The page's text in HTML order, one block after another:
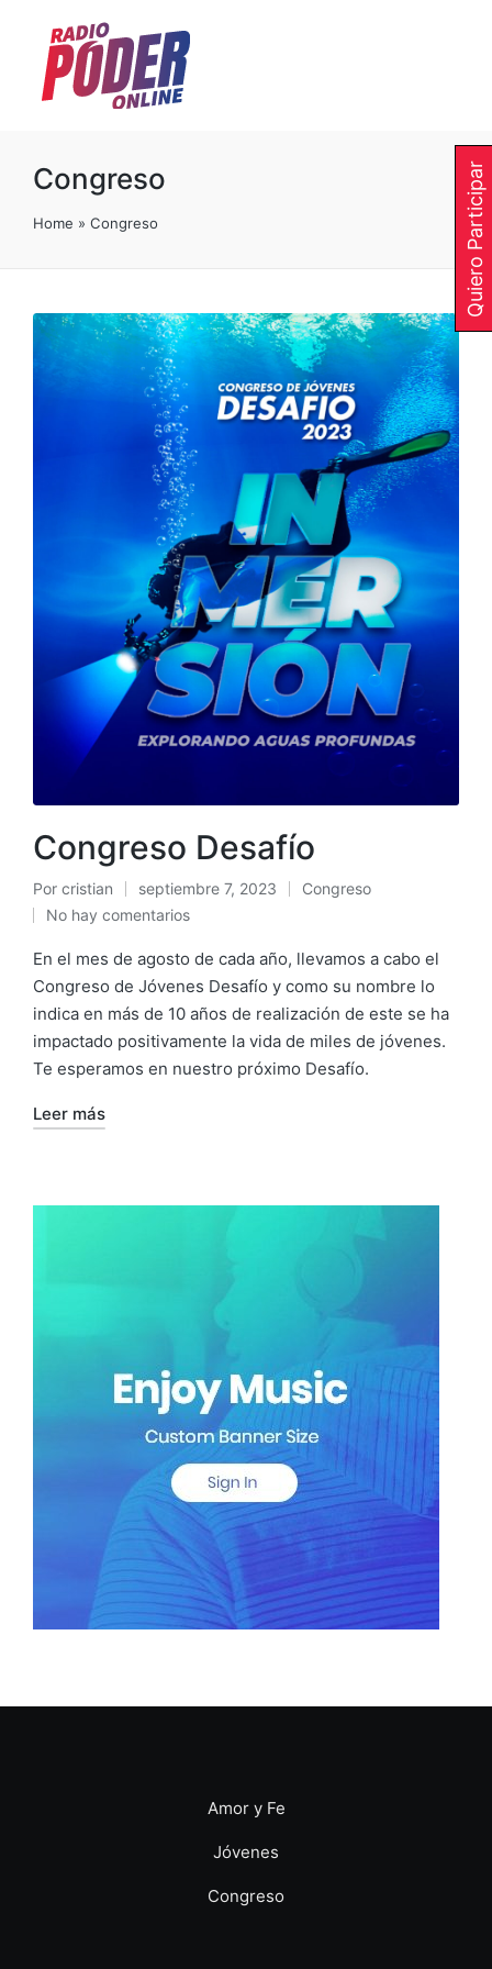
Congreso
Home » Congreso
Congreso Desafío
Por cristian septiembre 7, 2023
Congreso
No hay comentarios
En el mes de agosto de cada año, llevamos a cabo el
Congreso de Jóvenes Desafío y como su nombre lo
indica en más de 10 años de realización de este se ha
impactado positivamente la vida de miles de jóvenes.
Te esperamos en nuestro próximo Desafío.
Leer más
Amor y Fe
Jóvenes
Congreso
Quiero Participar